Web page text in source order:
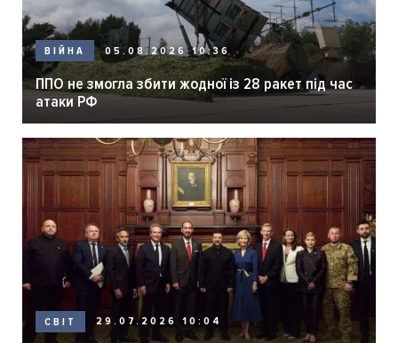
ВІЙНА 05.08.2026 10:36
ППО не змогла збити жодної із 28 ракет під час
атаки РФ
СВІТ 29.07.2026 10:04